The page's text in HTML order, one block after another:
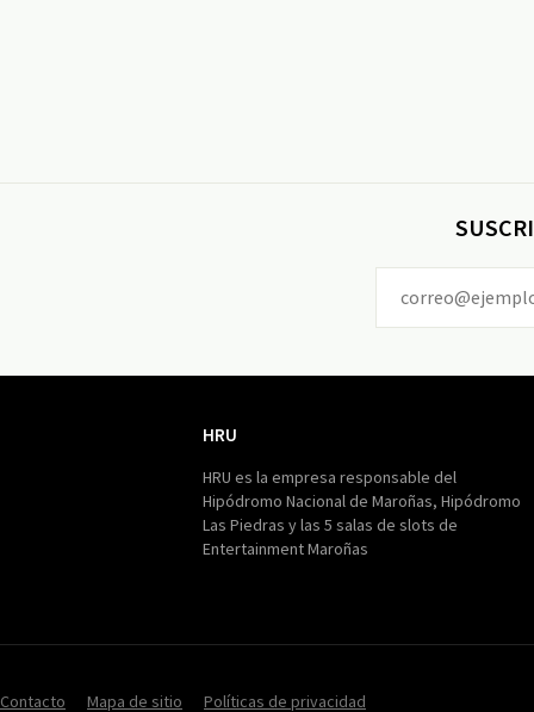
HRU
HRU es la empresa responsable del
Hipódromo Nacional de Maroñas, Hipódromo
Las Piedras y las 5 salas de slots de
Entertainment Maroñas
Contacto Mapa de sitio Políticas de privacidad